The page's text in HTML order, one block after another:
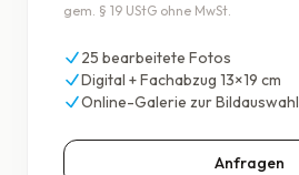
gem. § 19 UStG ohne MwSt.
25 bearbeitete Fotos
Digital + Fachabzug 13×19 cm
Online-Galerie zur Bildauswahl
Anfragen